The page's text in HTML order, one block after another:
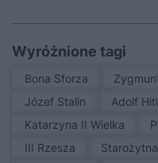
Wyróżnione tagi
Bona Sforza
Józef Stalin
Adolf
Katarzyna II Wielka
III Rzesza